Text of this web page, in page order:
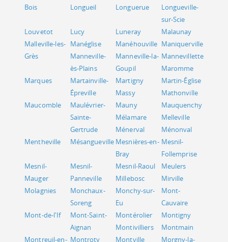
Bois
Longueil
Longuerue
Longueville-
sur-Scie
Louvetot
Lucy Luneray
Malaunay
Malleville-les-
Grès
Manéglise Manéhouville Maniquerville
Manneville-
ès-Plains
Manneville-la-
Goupil
Mannevillette
Maromme
Marques
Martainville-
Épreville
Martigny
Martin-Église
Massy
Mathonville
Maucomble
Maulévrier-
Sainte-
Gertrude
Mauny
Mauquenchy
Mélamare
Melleville
Ménerval
Ménonval
Mentheville
Mésangueville Mesnières-en-
Bray
Mesnil-
Follemprise
Mesnil-
Mauger
Mesnil-
Panneville
Mesnil-Raoul
Meulers
Millebosc
Mirville
Molagnies
Monchaux-
Soreng
Monchy-sur-
Eu
Mont-
Cauvaire
Mont-de-l'If
Mont-Saint-
Aignan
Montérolier
Montigny
Montivilliers
Montmain
Montreuil-en- Montroty Montville Morgny-la-